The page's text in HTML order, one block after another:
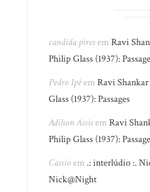
candida piresemRavi
Philip Glass (1937):
Pedro IpêemRavi
Glass (1937): Passages
Adilson AssisemRavi
Philip Glass (1937):
Cássioem .: interlúdio :.
Nick@Night